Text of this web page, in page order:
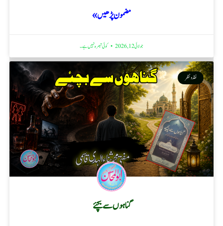
مضمون پڑھیں »
جولائی 12, 2026 کوئی تبصرہ نہیں ہے۔
نقد ونظر
گناہوں سے بچئے